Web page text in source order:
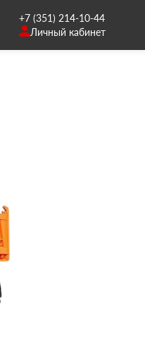
+7 (351) 214-10-44
Личный кабинет